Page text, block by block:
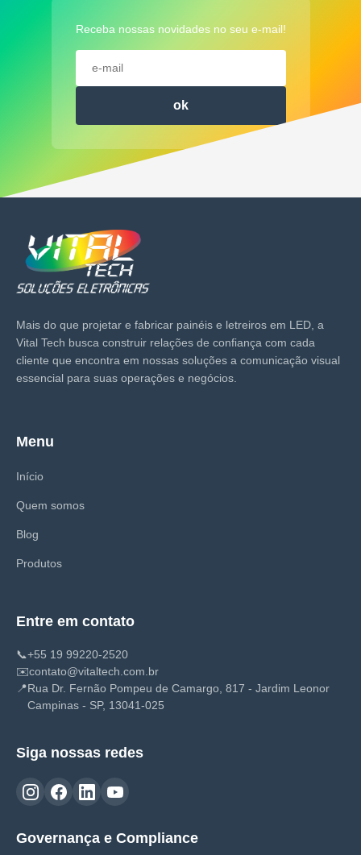
Receba nossas novidades no seu e-mail!
ok
Mais do que projetar e fabricar painéis e letreiros em LED, a
Vital Tech busca construir relações de confiança com cada
cliente que encontra em nossas soluções a comunicação visual
essencial para suas operações e negócios.
Menu
Início
Quem somos
Blog
Produtos
Entre em contato
📞+55 19 99220-2520
✉️contato@vitaltech.com.br
📍Rua Dr. Fernão Pompeu de Camargo, 817 - Jardim Leonor
Campinas - SP, 13041-025
Siga nossas redes
Governança e Compliance